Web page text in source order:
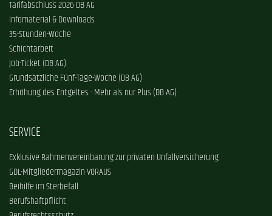
Tarifabschluss 2026 DB AG
Infomaterial & Downloads
35-Stunden-Woche
Schichtarbeit
Job-Ticket (DB AG)
Grundsätzliche Fünf-Tage-Woche (DB AG)
Erhöhung des Entgeltes - Mehr als nur Plus (DB AG)
SERVICE
Exklusive Rahmenvereinbarung zur privaten Unfallversicherung
GDL-Mitgliedermagazin VORAUS
Beihilfe im Sterbefall
Berufshaftpflicht